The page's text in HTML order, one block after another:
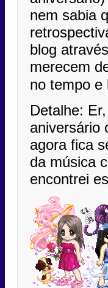
nem sabia
blog
merecem
no tempo e
Detalhe:
aniversário
agora fica
da música
encontrei